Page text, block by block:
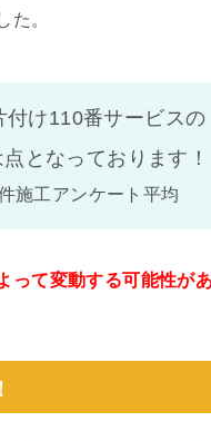
た。
付け110番サービスの
点となっております！
施工アンケート平均
て変動する可能性が